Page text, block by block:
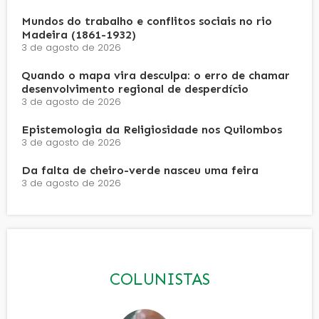
Mundos do trabalho e conflitos sociais no rio
Madeira (1861-1932)
3 de agosto de 2026
Quando o mapa vira desculpa: o erro de chamar
desenvolvimento regional de desperdício
3 de agosto de 2026
Epistemologia da Religiosidade nos Quilombos
3 de agosto de 2026
Da falta de cheiro-verde nasceu uma feira
3 de agosto de 2026
COLUNISTAS